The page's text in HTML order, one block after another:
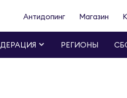
Антидопинг Магазин
РЕГИОНЫ